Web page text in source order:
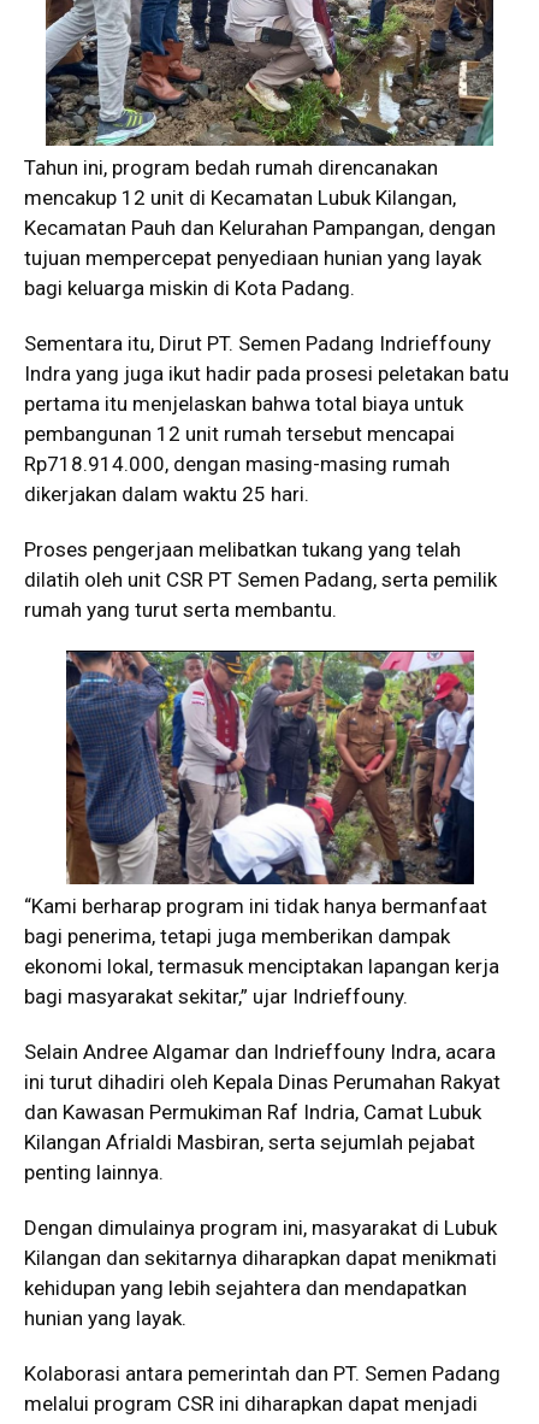
Tahun ini, program bedah rumah direncanakan
mencakup 12 unit di Kecamatan Lubuk Kilangan,
Kecamatan Pauh dan Kelurahan Pampangan, dengan
tujuan mempercepat penyediaan hunian yang layak
bagi keluarga miskin di Kota Padang.
Sementara itu, Dirut PT. Semen Padang Indrieffouny
Indra yang juga ikut hadir pada prosesi peletakan batu
pertama itu menjelaskan bahwa total biaya untuk
pembangunan 12 unit rumah tersebut mencapai
Rp718.914.000, dengan masing-masing rumah
dikerjakan dalam waktu 25 hari.
Proses pengerjaan melibatkan tukang yang telah
dilatih oleh unit CSR PT Semen Padang, serta pemilik
rumah yang turut serta membantu.
“Kami berharap program ini tidak hanya bermanfaat
bagi penerima, tetapi juga memberikan dampak
ekonomi lokal, termasuk menciptakan lapangan kerja
bagi masyarakat sekitar,” ujar Indrieffouny.
Selain Andree Algamar dan Indrieffouny Indra, acara
ini turut dihadiri oleh Kepala Dinas Perumahan Rakyat
dan Kawasan Permukiman Raf Indria, Camat Lubuk
Kilangan Afrialdi Masbiran, serta sejumlah pejabat
penting lainnya.
Dengan dimulainya program ini, masyarakat di Lubuk
Kilangan dan sekitarnya diharapkan dapat menikmati
kehidupan yang lebih sejahtera dan mendapatkan
hunian yang layak.
Kolaborasi antara pemerintah dan PT. Semen Padang
melalui program CSR ini diharapkan dapat menjadi